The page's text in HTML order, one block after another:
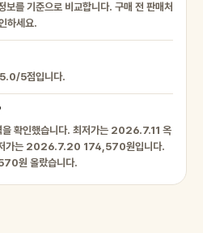
기준으로 비교합니다. 구매 전 판매처
하세요.
5.0/5점입니다.
확인했습니다. 최저가는 2026.7.11 옥
가는 2026.7.20 174,570원입니다.
원 올랐습니다.